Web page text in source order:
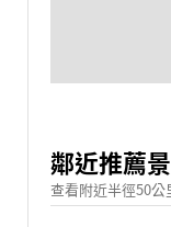
鄰近推薦
查看附近半徑50